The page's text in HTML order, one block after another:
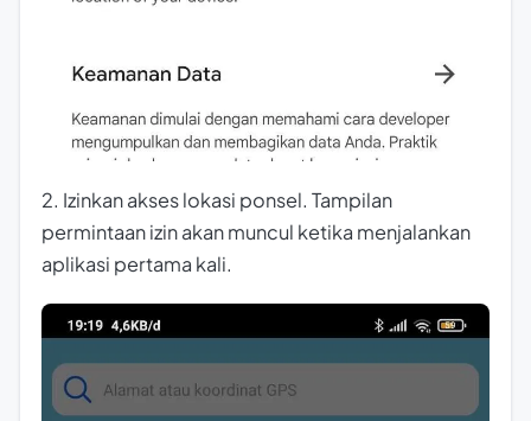
2. Izinkan akses lokasi ponsel. Tampilan
permintaan izin akan muncul ketika menjalankan
aplikasi pertama kali.